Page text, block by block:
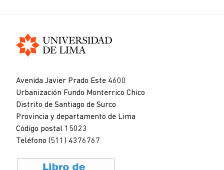
Avenida Javier Prado Este 4600
Urbanización Fundo Monterrico Chico
Distrito de Santiago de Surco
Provincia y departamento de Lima
Código postal 15023
Teléfono (511) 4376767